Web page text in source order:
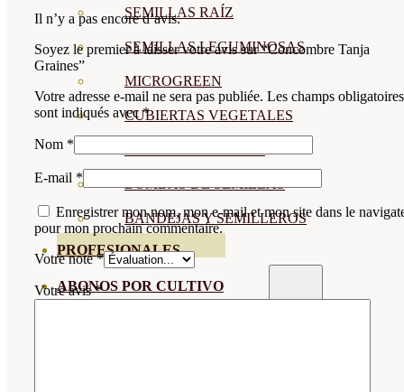
SEMILLAS RAÍZ
SEMILLAS LEGUMINOSAS
MICROGREEN
CUBIERTAS VEGETALES
BOMBAS DE SEMILLAS
BANDEJAS Y SEMILLEROS
PROFESIONALES
ABONOS POR CULTIVO
Il n’y a pas encore d’avis.
Soyez le premier à laisser votre avis sur “Concombre Tanja
Graines”
Votre adresse e-mail ne sera pas publiée. Les champs obligatoires
sont indiqués avec*
Nom *
E-mail *
Enregistrer mon nom, mon e-mail et mon site dans le
pour mon prochain commentaire.
Votre note*
Votre avis*